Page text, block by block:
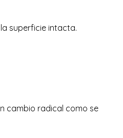
superficie intacta.
cambio radical como se